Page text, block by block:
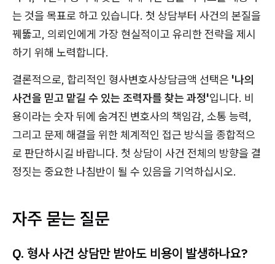
는 것을 목표로 하고 있습니다. 첫 상담부터 사건의 본질을
꿰뚫고, 의뢰인에게 가장 현실적이고 유리한 전략을 제시
하기 위해 노력합니다.
결론적으로, 합리적인 형사변호사상담금액 선택은 '나의
사건을 믿고 맡길 수 있는 조력자를 찾는 과정'입니다. 비
용이라는 숫자 뒤에 숨겨진 변호사의 책임감, 소통 능력,
그리고 문제 해결을 위한 체계적인 접근 방식을 종합적으
로 판단하시길 바랍니다. 첫 상담이 사건 전체의 방향을 결
정짓는 중요한 나침반이 될 수 있음을 기억하십시오.
자주 묻는 질문
Q. 형사 사건 상담만 받아도 비용이 발생하나요?